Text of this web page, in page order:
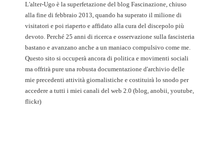
L'alter-Ugo è la superfetazione del blog Fascinazione, chiuso
alla fine di febbraio 2013, quando ha superato il milione di
visitatori e poi riaperto e affidato alla cura del discepolo più
devoto. Perché 25 anni di ricerca e osservazione sulla fascisteria
bastano e avanzano anche a un maniaco compulsivo come me.
Questo sito si occuperà ancora di politica e movimenti sociali
ma offrirà pure una robusta documentazione d'archivio delle
mie precedenti attività giornalistiche e costituirà lo snodo per
accedere a tutti i miei canali del web 2.0 (blog, anobii, youtube,
flickr)